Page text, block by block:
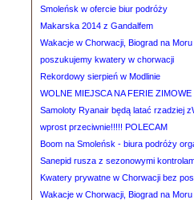
Smoleńsk w ofercie biur podróży
Makarska 2014 z Gandalfem
Wakacje w Chorwacji, Biograd na Moru
poszukujemy kwatery w chorwacji
Rekordowy sierpień w Modlinie
WOLNE MIEJSCA NA FERIE ZIMOWE
Samoloty Ryanair będą latać rzadziej
wprost przeciwnie!!!!! POLECAM
Boom na Smoleńsk - biura podróży
Sanepid rusza z sezonowymi
Kwatery prywatne w Chorwacji bez
Wakacje w Chorwacji, Biograd na Moru